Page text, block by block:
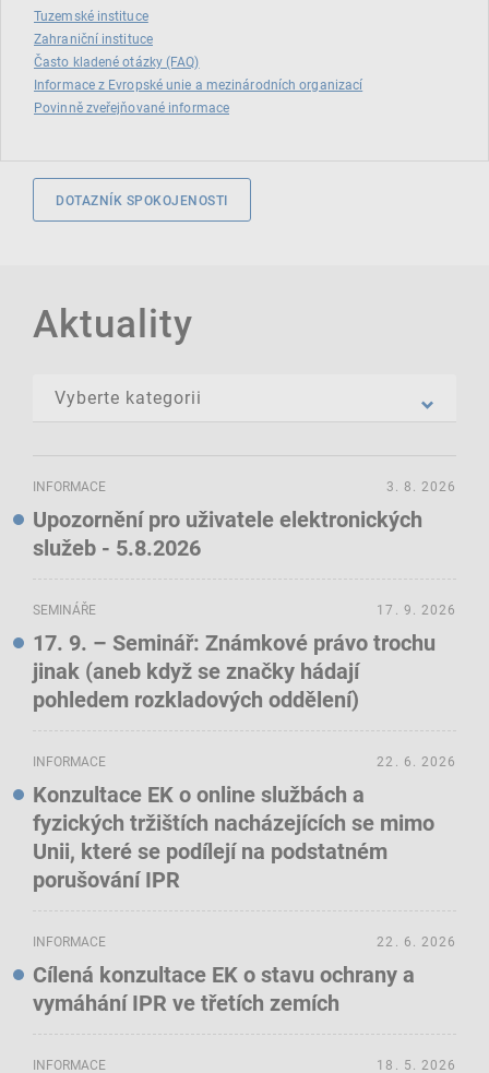
Tuzemské instituce
Zahraniční instituce
Často kladené otázky (FAQ)
Informace z Evropské unie a mezinárodních organizací
Povinně zveřejňované informace
DOTAZNÍK SPOKOJENOSTI
Aktuality
INFORMACE
Upozornění pro uživatele elektronických
služeb - 5.8.2026
3. 8. 2026
SEMINÁŘE
17. 9. – Seminář: Známkové právo trochu
jinak (aneb když se značky hádají
pohledem rozkladových oddělení)
17. 9. 2026
INFORMACE
Konzultace EK o online službách a
fyzických tržištích nacházejících se mimo
Unii, které se podílejí na podstatném
porušování IPR
22. 6. 2026
INFORMACE
Cílená konzultace EK o stavu ochrany a
vymáhání IPR ve třetích zemích
22. 6. 2026
INFORMACE 18. 5. 2026